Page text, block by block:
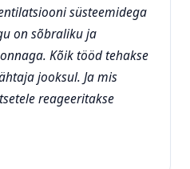
süsteemidega
on sõbraliku ja
Kõik tööd tehakse
jooksul. Ja mis
reageeritakse